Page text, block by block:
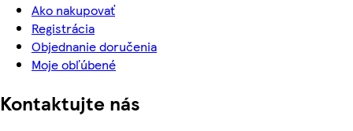
Ako nakupovať
Registrácia
Objednanie doručenia
Moje obľúbené
Kontaktujte nás